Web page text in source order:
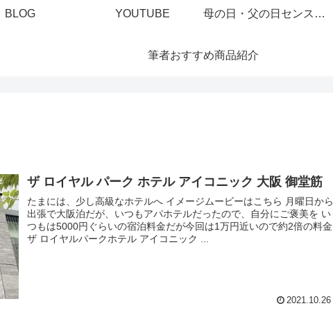
BLOG YOUTUBE 母の日・父の日センスあるプレゼント
筆者おすすめ商品紹介
ザ ロイヤル パーク ホテル アイコニック 大阪 御堂筋
たまには、少し高級なホテルへ イメージムービーはこちら 月曜日から
出張で大阪泊だが、いつもアパホテルだったので、自分にご褒美を い
つもは5000円ぐらいの宿泊料金だが今回は1万円近いので約2倍の料金
ザ ロイヤルパークホテル アイコニック ...
2021.10.26